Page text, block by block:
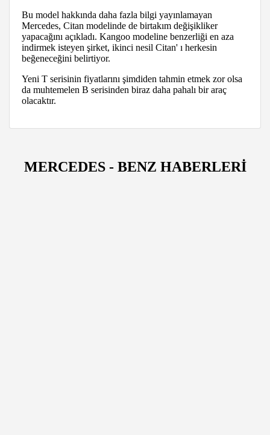
Bu model hakkında daha fazla bilgi yayınlamayan
Mercedes, Citan modelinde de birtakım değişikliker
yapacağını açıkladı. Kangoo modeline benzerliği en aza
indirmek isteyen şirket, ikinci nesil Citan' ı herkesin
beğeneceğini belirtiyor.
Yeni T serisinin fiyatlarını şimdiden tahmin etmek zor olsa
da muhtemelen B serisinden biraz daha pahalı bir araç
olacaktır.
MERCEDES - BENZ HABERLERİ